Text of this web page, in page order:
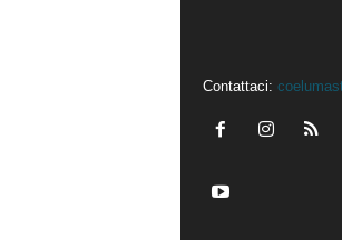
Contattaci: